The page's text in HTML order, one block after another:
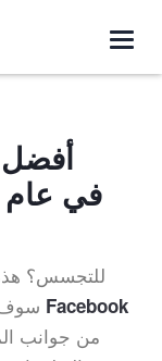
Facebook في عام 2022 2026
سوف أفضل 5 تطبيقات تجسس على Facebook
من جوانب